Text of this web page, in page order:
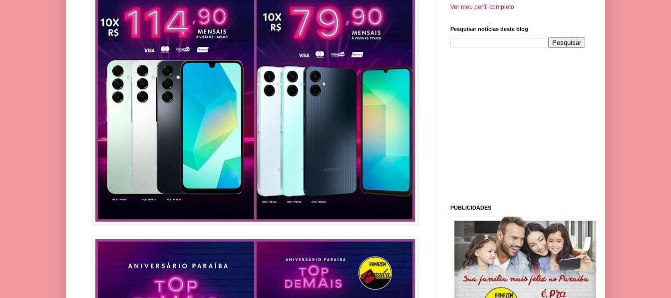
Ver meu perfil completo
Pesquisar notícias deste blog
PUBLICIDADES